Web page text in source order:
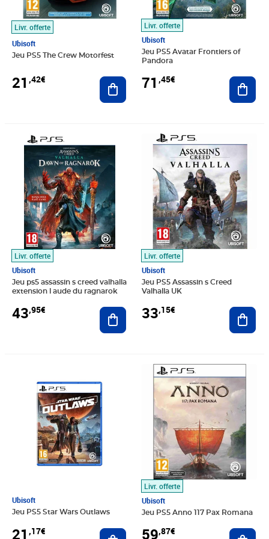
Livr. offerte
Ubisoft
Jeu PS5 The Crew Motorfest
21 ,42€ Ajouter au panier
Livr. offerte
Ubisoft
Jeu PS5 Avatar Frontiers of
Pandora
71 ,45€
Livr. offerte
Ubisoft
Jeu ps5 assassin s creed valhalla
extension l aude du ragnarok
43,95€
Prix 43,95€
Ajouter au panier
Livr. offerte
Ubisoft
Jeu PS5 Assassin s Creed
Valhalla UK
33,15€
Prix 33,15€
Ubisoft
Jeu PS5 Star Wars Outlaws
21 ,17€ Ajouter au panier
Livr. offerte
Ubisoft
Jeu PS5 Anno 117 Pax Romana
59,87€
Prix 59,87€